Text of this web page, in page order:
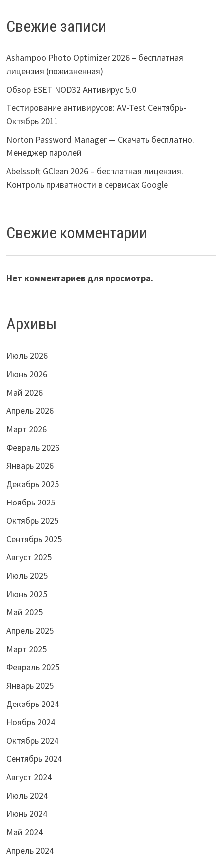
Свежие записи
Ashampoo Photo Optimizer 2026 – бесплатная
лицензия (пожизненная)
Обзор ESET NOD32 Антивирус 5.0
Тестирование антивирусов: AV-Test Сентябрь-
Октябрь 2011
Norton Password Manager — Скачать бесплатно.
Менеджер паролей
Abelssoft GClean 2026 – бесплатная лицензия.
Контроль приватности в сервисах Google
Свежие комментарии
Нет комментариев для просмотра.
Архивы
Июль 2026
Июнь 2026
Май 2026
Апрель 2026
Март 2026
Февраль 2026
Январь 2026
Декабрь 2025
Ноябрь 2025
Октябрь 2025
Сентябрь 2025
Август 2025
Июль 2025
Июнь 2025
Май 2025
Апрель 2025
Март 2025
Февраль 2025
Январь 2025
Декабрь 2024
Ноябрь 2024
Октябрь 2024
Сентябрь 2024
Август 2024
Июль 2024
Июнь 2024
Май 2024
Апрель 2024